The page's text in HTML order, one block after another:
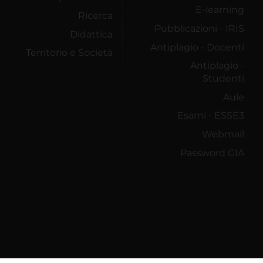
Ricerca
Didattica
Territorio e Società
E-learning
Pubblicazioni - IRIS
Antiplagio - Docenti
Antiplagio -
Studenti
Aule
Esami - ESSE3
Webmail
Password GIA